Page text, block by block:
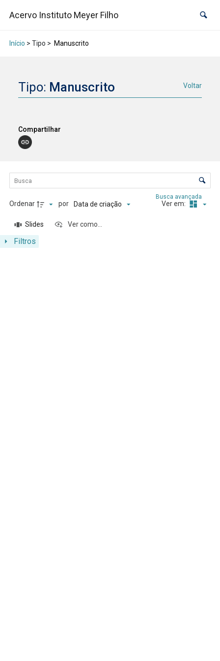
Acervo Instituto Meyer Filho
Início > Tipo > Manuscrito
Tipo: Manuscrito Voltar
Compartilhar
Lista de itens
Controle de ordenação e visualização
Filtros
Busca avançada
Ordenar por Data de criação Ver em:
Slides Ver como...